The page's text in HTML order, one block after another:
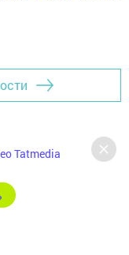
Tatmedia